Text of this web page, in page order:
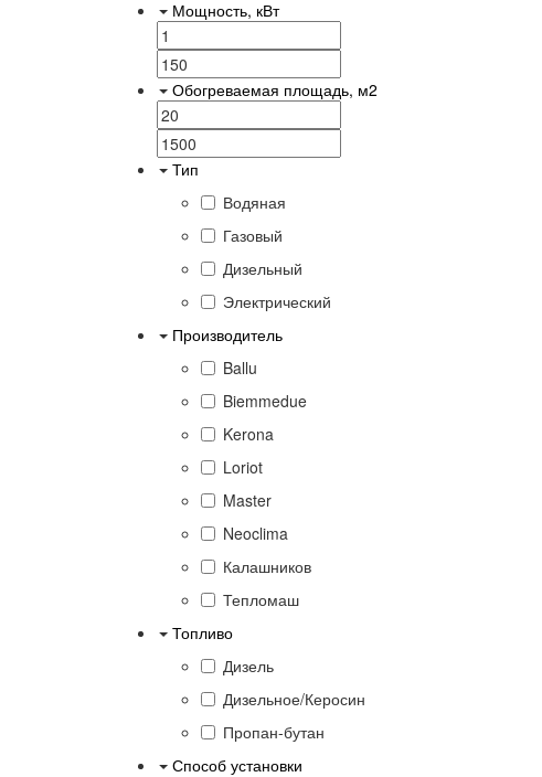
Мощность, кВт
Обогреваемая площадь, м2
Тип
Водяная
Газовый
Дизельный
Электрический
Производитель
Ballu
Biemmedue
Kerona
Loriot
Master
Neoclima
Калашников
Тепломаш
Топливо
Дизель
Дизельное/Керосин
Пропан-бутан
Способ установки